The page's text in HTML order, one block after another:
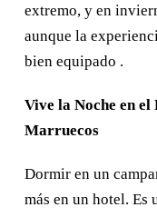
extremo, y en
aunque la
bien equipado .
Vive la Noche en
Marruecos
Dormir en un
más en un hotel. Es